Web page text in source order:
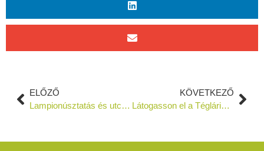
ELŐZŐ
Lampionúsztatás és utcabál
KÖVETKEZŐ
Látogasson el a Tégláriumba az arTúr Fesztivál ideje alatt is